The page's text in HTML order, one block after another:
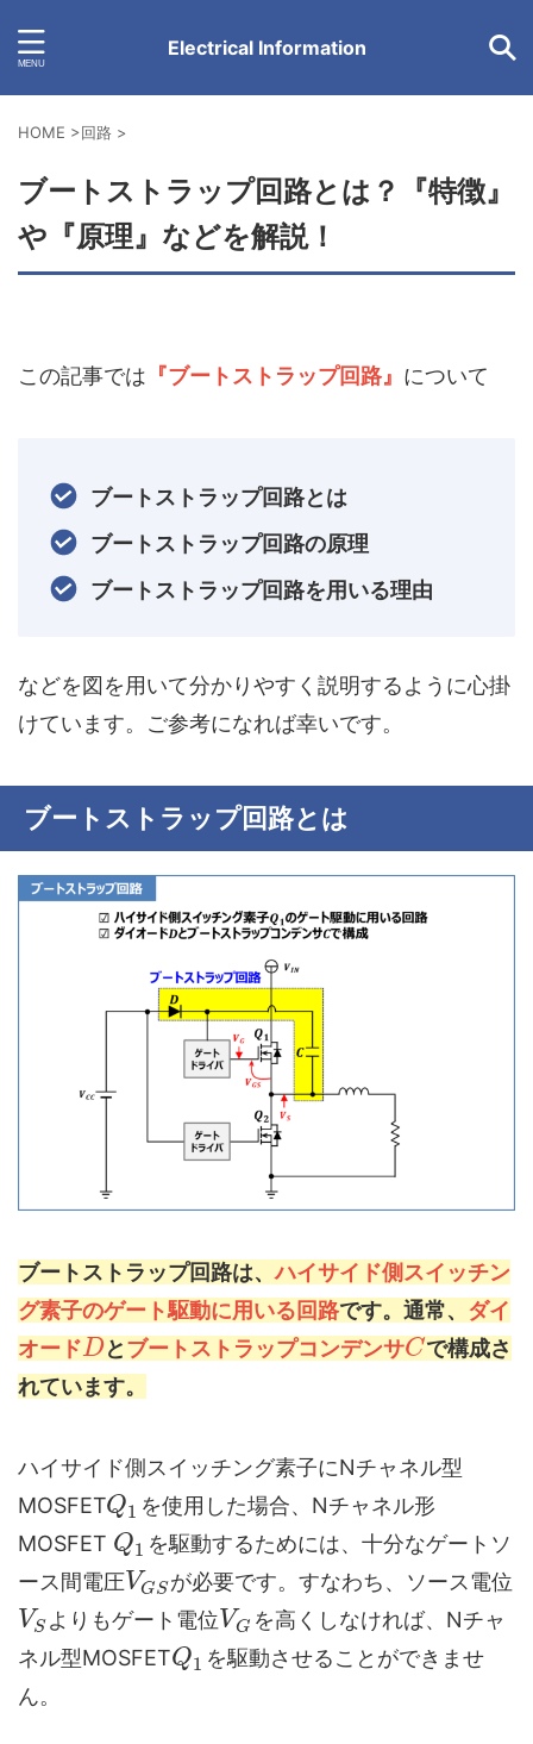
Electrical Information
HOME >回路 >
ブートストラップ回路とは？『特徴』
や『原理』などを解説！
この記事では 『ブートストラップ回路』 について
ブートストラップ回路とは
ブートストラップ回路の原理
ブートストラップ回路を用いる理由
などを図を用いて分かりやすく説明するように心掛
けています。ご参考になれば幸いです。
ブートストラップ回路とは
ブートストラップ回路は、ハイサイド側スイッチン
グ素子のゲート駆動に用いる回路です。通常、 ダイ
オードDとブートストラップコンデンサCで構成さ
れています。
ハイサイド側スイッチング素子にNチャネル型
MOSFETQ1 を使用した場合、Nチャネル形
MOSFET Q1 を駆動するためには、十分なゲートソ
ース間電圧VGS が必要です。すなわち、ソース電位
VS よりもゲート電位VG を高くしなければ、Nチャ
ネル型MOSFETQ1 を駆動させることができませ
ん。